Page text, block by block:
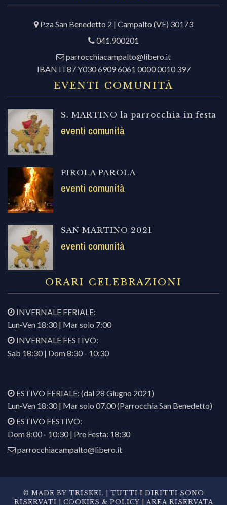
P.za San Benedetto 2 | Campalto (VE) 30173
041.900201
parrocchiacampalto@libero.it
IBAN IT87 Y030 6909 6061 0000 0010 397
EVENTI COMUNITÀ
S. MARTINO la parrocchia in festa
eventi comunità
PIROLA PAROLA
eventi comunità
SAN MARTINO 2021
eventi comunità
ORARI CELEBRAZIONI
INVERNALE FERIALE:
Lun-Ven 18:30 | Mar solo 7:00
INVERNALE FESTIVO:
Sab 18:30 | Dom 8:30 - 10:30
ESTIVO FERIALE: (dal 28 Giugno 2021)
Lun-Ven 18:30 | Mar solo 07.00 (Parrocchia San Benedetto)
ESTIVO FESTIVO:
Dom 8:00 - 10:30 | Pre Festa: 18:30
parrocchiacampalto@libero.it
© MADE BY TRISKEL | TUTTI I DIRITTI SONO
RISERVATI |
COOKIES & POLICY AREA RISERVATA